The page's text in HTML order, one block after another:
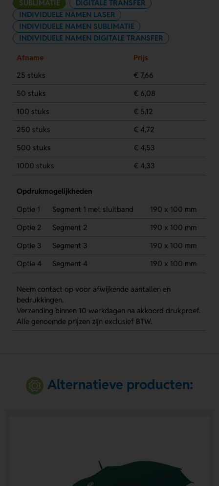
SUBLIMATIE
DIGITALE TRANSFER
INDIVIDUELE NAMEN LASER
INDIVIDUELE NAMEN SUBLIMATIE
INDIVIDUELE NAMEN DIGITALE TRANSFER
Afname
Prijs
25 stuks
€ 7,66
50 stuks
€ 6,08
100 stuks
€ 5,12
250 stuks
€ 4,72
500 stuks
€ 4,53
1000 stuks
€ 4,33
Opdrukmogelijkheden
Optie 1
Segment 1 met sluitband
190 x 100 mm
Optie 2
Segment 2
190 x 100 mm
Optie 3
Segment 3
190 x 100 mm
Optie 4
Segment 4 190 x 100 mm
Neem contact op voor afwijkende aantallen en
bedrukkingen.
Verzending binnen 10 werkdagen na akkoord drukproef.
Alle genoemde prijzen zijn exclusief BTW.
Alternatieve producten: